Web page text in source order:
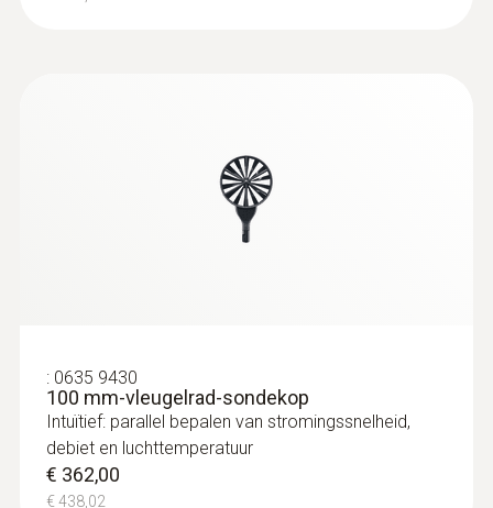
: 0635 9430
100 mm-vleugelrad-sondekop
Intuïtief: parallel bepalen van stromingssnelheid,
debiet en luchttemperatuur
€ 362,00
€ 438,02